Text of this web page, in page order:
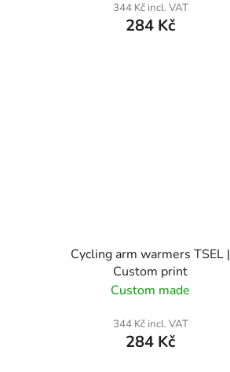
344 Kč incl. VAT
284 Kč
Cycling arm warmers TSEL |
Custom print
Custom made
344 Kč incl. VAT
284 Kč